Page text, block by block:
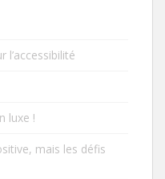
l’accessibilité
luxe !
mais les défis